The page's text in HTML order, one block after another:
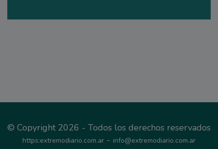
© Copyright 2026 - Todos los derechos reservados
https:extremodiario.com.ar - info@extremodiario.com.ar